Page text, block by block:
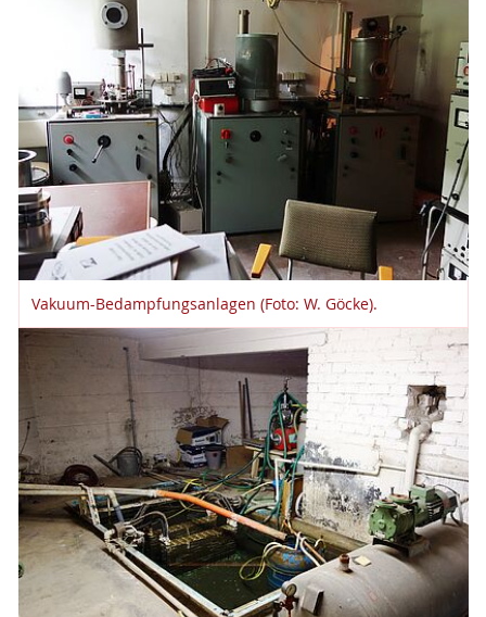
Vakuum-Bedampfungsanlagen (Foto: W. Göcke).